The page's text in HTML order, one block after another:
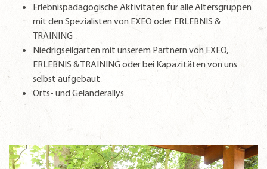
Erlebnispädagogische Aktivitäten für alle Altersgruppen
mit den Spezialisten von EXEO oder ERLEBNIS &
TRAINING
Niedrigseilgarten mit unserem Partnern von EXEO,
ERLEBNIS & TRAINING oder bei Kapazitäten von uns
selbst aufgebaut
Orts- und Geländerallys